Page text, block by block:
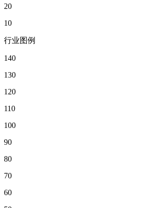
20
10
行业图例
140
130
120
110
100
90
80
70
60